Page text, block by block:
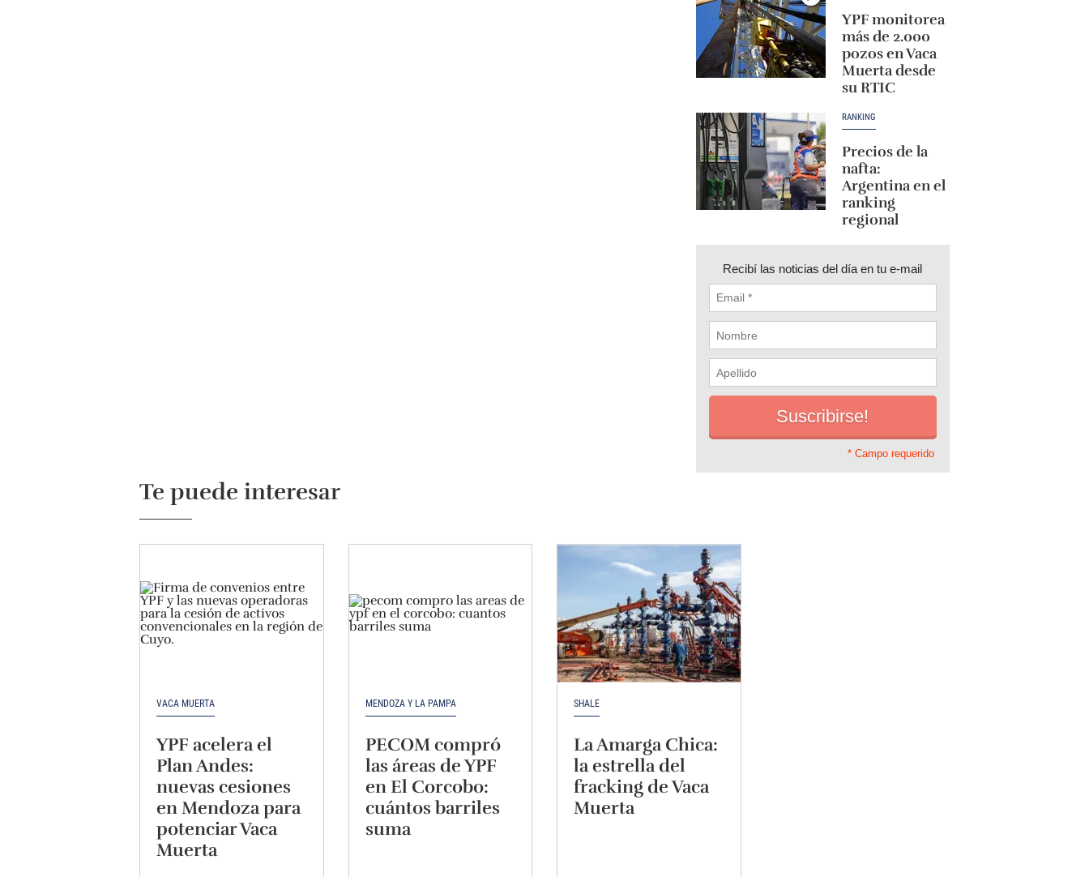
YPF monitorea
más de 2.000
pozos en Vaca
Muerta desde
su RTIC
RANKING
Precios de la
nafta:
Argentina en el
ranking
regional
Recibí las noticias del día en tu e-mail
* Campo requerido
Te puede interesar
VACA MUERTA
YPF acelera el
Plan Andes:
nuevas cesiones
en Mendoza para
potenciar Vaca
Muerta
MENDOZA Y LA PAMPA
PECOM compró
las áreas de YPF
en El Corcobo:
cuántos barriles
suma
SHALE
La Amarga Chica:
la estrella del
fracking de Vaca
Muerta